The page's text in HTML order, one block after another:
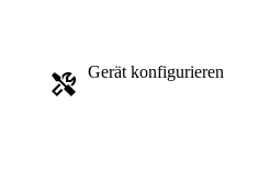
Gerät konfigurieren